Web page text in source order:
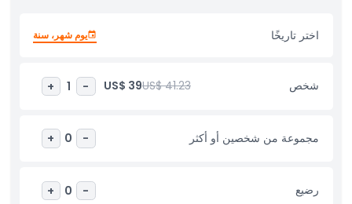
تُنسى حقًا!
أبرز المعالم
المتضمنات
اختر تاريخًا يوم شهر، سنة
شخص US$ 41.23
US$ 39
-
1
+
مجموعة من شخصين أو أكثر -
0
+
رضيع -
0
+